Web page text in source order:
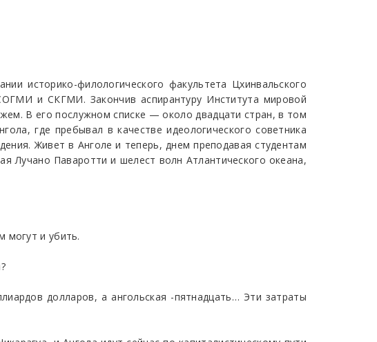
историко-филологического факультета Цхинвальского
и СКГМИ. Закончив аспирантуру Института мировой
В его послужном списке — около двадцати стран, в том
где пребывал в качестве идеологического советника
Живет в Анголе и теперь, днем преподавая студентам
Лучано Паваротти и шелест волн Атлантического океана,
могут и убить.
долларов, а ангольская -пятнадцать… Эти затраты